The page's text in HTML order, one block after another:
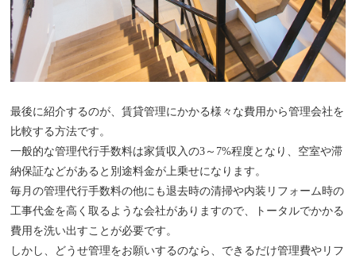
最後に紹介するのが、賃貸管理にかかる様々な費用から管理会社を
比較する方法です。
一般的な管理代行手数料は家賃収入の3～7%程度となり、空室や滞
納保証などがあると別途料金が上乗せになります。
毎月の管理代行手数料の他にも退去時の清掃や内装リフォーム時の
工事代金を高く取るような会社がありますので、トータルでかかる
費用を洗い出すことが必要です。
しかし、どうせ管理をお願いするのなら、できるだけ管理費やリフ